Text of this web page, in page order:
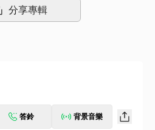
分享專輯
答鈴 背景音樂